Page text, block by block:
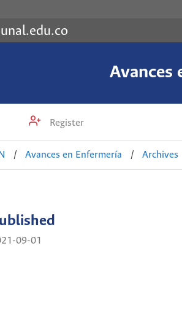
Avances
Register
/ Avances en Enfermería / Archives
09-01